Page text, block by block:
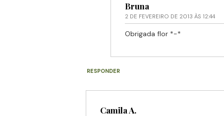
Bruna
2 DE FEVEREIRO DE 2013 ÀS 12:44
Obrigada flor *-*
RESPONDER
Camila A.